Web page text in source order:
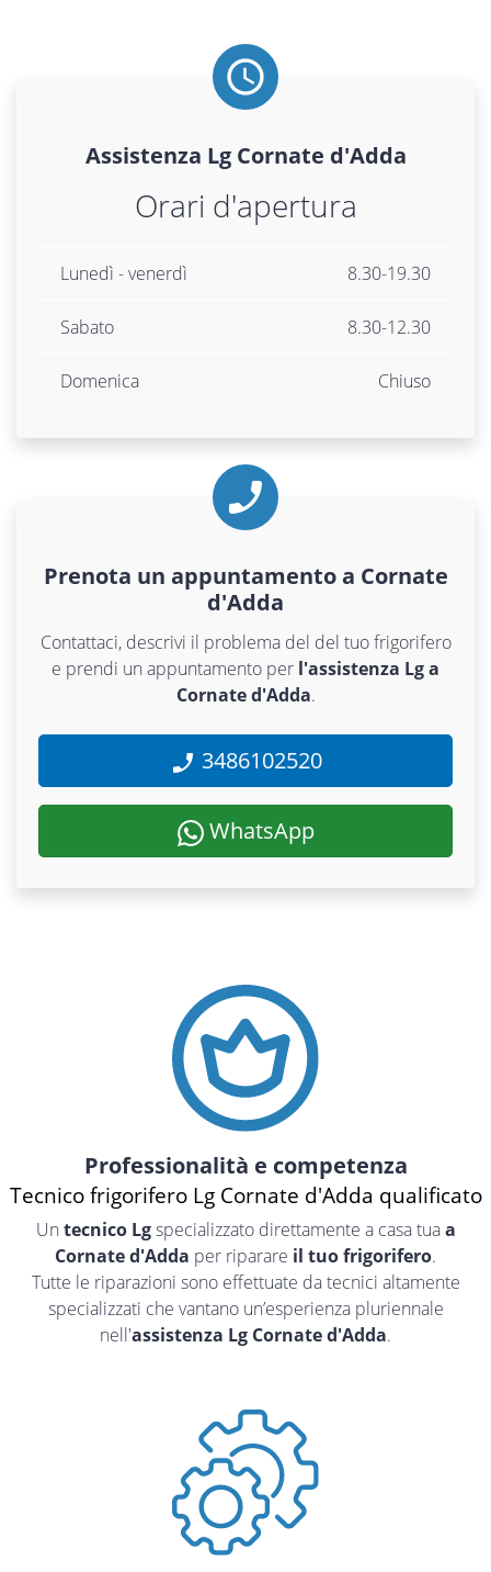
Assistenza LgCornate d'Adda
Orari d'apertura
Lunedì - venerdì 8.30-19.30
Sabato 8.30-12.30
Domenica Chiuso
Prenota un appuntamento a Cornate
d'Adda
Contattaci, descrivi il problema del del tuo frigorifero
e prendi un appuntamento per l'assistenza Lg a
Cornate d'Adda.
3486102520
WhatsApp
Professionalità e competenza
Tecnico frigorifero Lg Cornate d'Adda qualificato
Un tecnico Lgspecializzato direttamente a casa tuaa
Cornate d'Adda per riparare il tuo frigorifero.
Tutte le riparazioni sono effettuate da tecnici altamente
specializzati che vantano un’esperienza pluriennale
nell'assistenza Lg Cornate d'Adda.